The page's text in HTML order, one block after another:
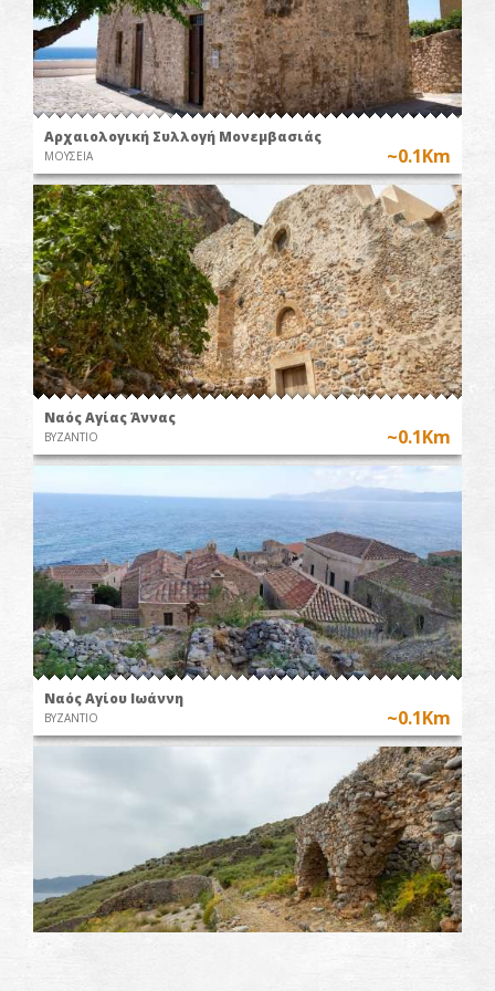
Αρχαιολογική Συλλογή Μονεμβασιάς
ΜΟΥΣΕΙΑ ~0.1Km
Ναός Αγίας Άννας
ΒΥΖΑΝΤΙΟ ~0.1Km
Ναός Αγίου Ιωάννη
ΒΥΖΑΝΤΙΟ ~0.1Km